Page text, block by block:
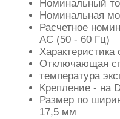
Номинальный
Номинальная
Расчетное
AC (50 - 60 Гц)
Отключающая
температура
Крепление - на
Размер по
17,5 мм